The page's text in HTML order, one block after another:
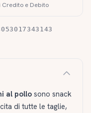
Credito e Debito
al pollo sono snack
di tutte le taglie,